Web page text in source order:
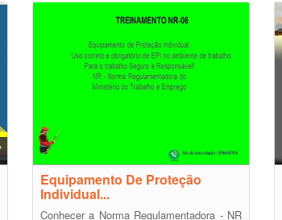
Equipamento De Proteção
Individual...
Conhecer a Norma Regulamentadora - NR